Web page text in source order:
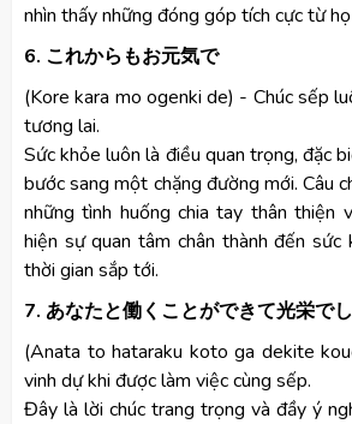
nhìn thấy những đóng góp tích cực từ
6. これからもお元気で
(Kore kara mo ogenki de) - Chúc sếp
tương lai.
Sức khỏe luôn là điều quan trọng, đặc
bước sang một chặng đường mới. Câu
những tình huống chia tay thân thiện
hiện sự quan tâm chân thành đến
thời gian sắp tới.
7. あなたと働くことができて光栄で
(Anata to hataraku koto ga dekite
vinh dự khi được làm việc cùng sếp.
Đây là lời chúc trang trọng và đầy ý